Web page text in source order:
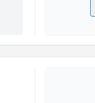
Kişisel
Randevu
Op. Dr. Mustafa